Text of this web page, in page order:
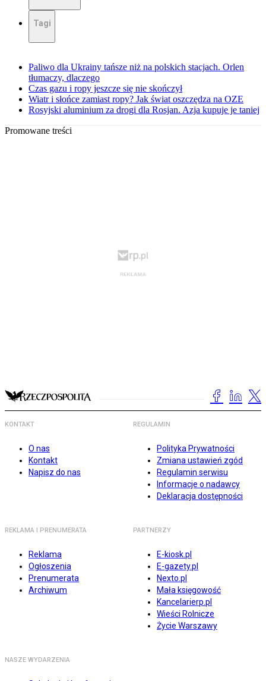
Tagi
Paliwo dla Ukrainy tańsze niż na polskich stacjach. Orlen
tłumaczy, dlaczego
Czas gazu i ropy jeszcze się nie skończył
Wiatr i słońce zamiast ropy? Jak świat oszczędza na OZE
Rosyjski aluminium za drogi dla Rosjan. Azja kupuje je taniej
Promowane treści
KONTAKT
O nas
Kontakt
Napisz do nas
REGULAMIN
Polityka Prywatności
Zmiana ustawień zgód
Regulamin serwisu
Informacje o nadawcy
Deklaracja dostępności
REKLAMA I PRENUMERATA
Reklama
Ogłoszenia
Prenumerata
Archiwum
PARTNERZY
E-kiosk.pl
E-gazety.pl
Nexto.pl
Mała księgowość
Kancelarierp.pl
Wieści Rolnicze
Życie Warszawy
NASZE WYDARZENIA